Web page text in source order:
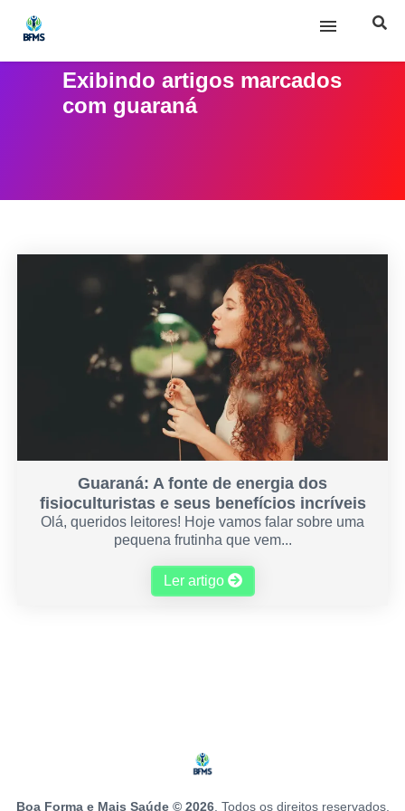
Exibindo artigos marcados
com guaraná
Guaraná: A fonte de energia dos
fisioculturistas e seus benefícios incríveis
Olá, queridos leitores! Hoje vamos falar sobre uma
pequena frutinha que vem...
Ler artigo
Boa Forma e Mais Saúde © 2026. Todos os direitos reservados.